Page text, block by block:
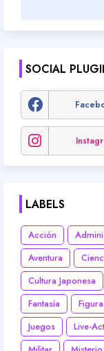
SOCIAL
LABELS
Acción
Aventura
Cultura Japonesa
Fantasía
Juegos
Live-